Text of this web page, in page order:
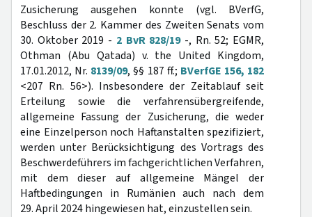
Zusicherung ausgehen konnte (vgl. BVerfG,
Beschluss der 2. Kammer des Zweiten Senats vom
30. Oktober 2019 - 2 BvR 828/19-, Rn. 52; EGMR,
Othman (Abu Qatada) v. the United Kingdom,
17.01.2012, Nr. 8139/09, §§ 187 ff.; BVerfGE 156, 182
<207 Rn. 56>). Insbesondere der Zeitablauf seit
Erteilung sowie die verfahrensübergreifende,
allgemeine Fassung der Zusicherung, die weder
eine Einzelperson noch Haftanstalten spezifiziert,
werden unter Berücksichtigung des Vortrags des
Beschwerdeführers im fachgerichtlichen Verfahren,
mit dem dieser auf allgemeine Mängel der
Haftbedingungen in Rumänien auch nach dem
29. April 2024 hingewiesen hat, einzustellen sein.